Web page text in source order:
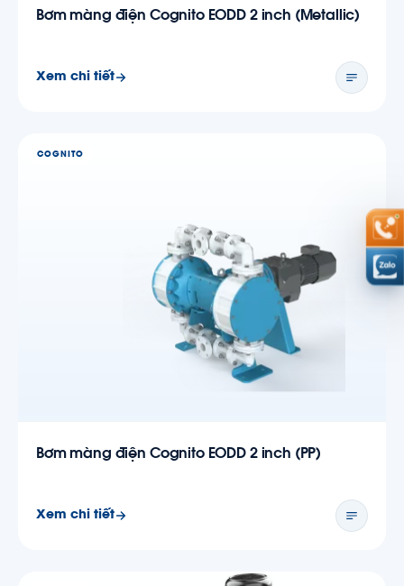
Bơm màng điện Cognito EODD 2 inch (Metallic)
Xem chi tiết
COGNITO
Bơm màng điện Cognito EODD 2 inch (PP)
Xem chi tiết